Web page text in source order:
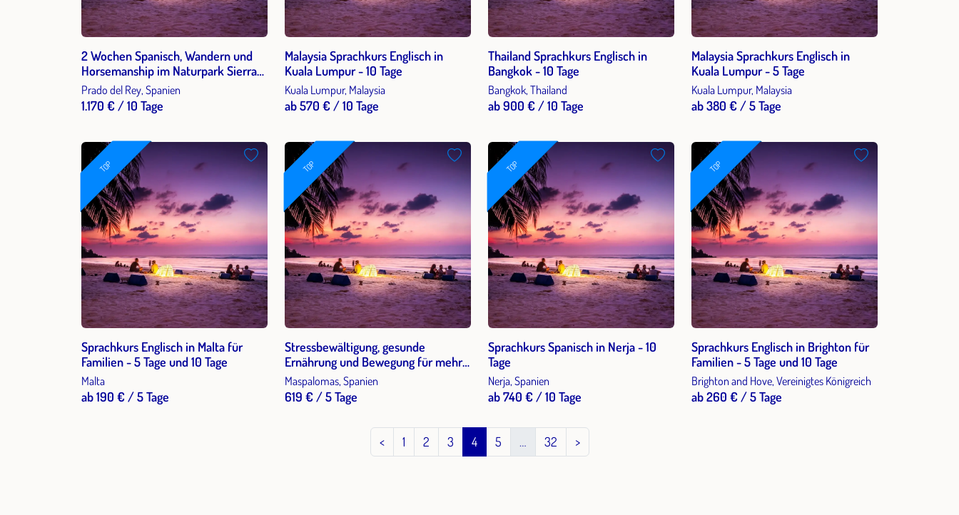
2 Wochen Spanisch, Wandern und
Horsemanship im Naturpark Sierra
de Grazalema 2027
Prado del Rey, Spanien
1.170 € / 10 Tage
Malaysia Sprachkurs Englisch in
Kuala Lumpur - 10 Tage
Kuala Lumpur, Malaysia
ab 570 € / 10 Tage
Thailand Sprachkurs Englisch in
Bangkok - 10 Tage
Bangkok, Thailand
ab 900 € / 10 Tage
Malaysia Sprachkurs Englisch in
Kuala Lumpur - 5 Tage
Kuala Lumpur, Malaysia
ab 380 € / 5 Tage
TOP
Sprachkurs Englisch in Malta für
Familien - 5 Tage und 10 Tage
Malta
ab 190 € / 5 Tage
TOP
Stressbewältigung, gesunde
Ernährung und Bewegung für mehr
Maspalomas, Spanien
619 € / 5 Tage
TOP
Sprachkurs Spanisch in Nerja - 10
Tage
Nerja, Spanien
ab 740 € / 10 Tage
TOP
Sprachkurs Englisch in Brighton für
Familien - 5 Tage und 10 Tage
Brighton and Hove, Vereinigtes Königreich
ab 260 € / 5 Tage
< 1 2 3 4 5 … 32 >